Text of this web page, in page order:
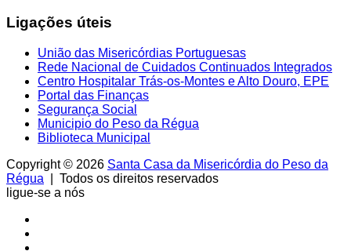
Ligações úteis
União das Misericórdias Portuguesas
Rede Nacional de Cuidados Continuados Integrados
Centro Hospitalar Trás-os-Montes e Alto Douro, EPE
Portal das Finanças
Segurança Social
Municipio do Peso da Régua
Biblioteca Municipal
Copyright © 2026 Santa Casa da Misericórdia do Peso da
Régua | Todos os direitos reservados
ligue-se a nós